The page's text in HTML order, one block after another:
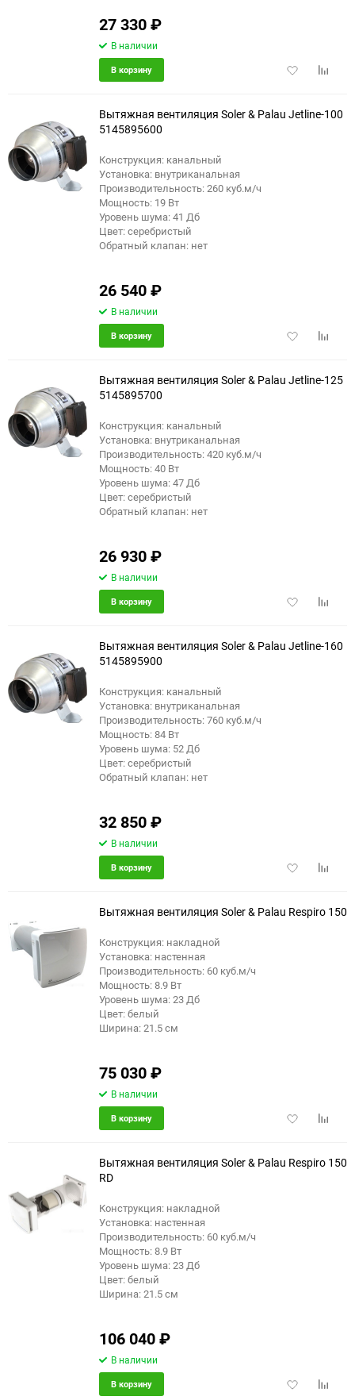
27 330₽
В наличии
Добавить
В корзину
Вытяжная вентиляция Soler & Palau Jetline-100
5145895600
Конструкция: канальный
Установка: внутриканальная
Производительность: 260 куб.м/ч
Мощность: 19 Вт
Уровень шума: 41 Дб
Цвет: серебристый
Обратный клапан: нет
26 540₽
В наличии
Добавить
В корзину
Вытяжная вентиляция Soler & Palau Jetline-125
5145895700
Конструкция: канальный
Установка: внутриканальная
Производительность: 420 куб.м/ч
Мощность: 40 Вт
Уровень шума: 47 Дб
Цвет: серебристый
Обратный клапан: нет
26 930₽
В наличии
Добавить
В корзину
Вытяжная вентиляция Soler & Palau Jetline-160
5145895900
Конструкция: канальный
Установка: внутриканальная
Производительность: 760 куб.м/ч
Мощность: 84 Вт
Уровень шума: 52 Дб
Цвет: серебристый
Обратный клапан: нет
32 850₽
В наличии
Добавить
В корзину
Вытяжная вентиляция Soler & Palau Respiro 150
Конструкция: накладной
Установка: настенная
Производительность: 60 куб.м/ч
Мощность: 8.9 Вт
Уровень шума: 23 Дб
Цвет: белый
Ширина: 21.5 см
75 030₽
В наличии
Добавить
В корзину
Вытяжная вентиляция Soler & Palau Respiro 150
RD
Конструкция: накладной
Установка: настенная
Производительность: 60 куб.м/ч
Мощность: 8.9 Вт
Уровень шума: 23 Дб
Цвет: белый
Ширина: 21.5 см
106 040₽
В наличии
Добавить
В корзину